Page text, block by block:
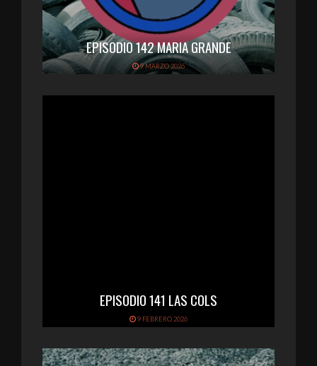
EPISODIO 142 MARIA GRANDE
9 MARZO 2026
EPISODIO 141 LAS COLS
9 FEBRERO 2026